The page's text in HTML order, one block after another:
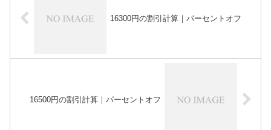
16300円の割引計算｜パーセントオフ
16500円の割引計算｜パーセントオフ